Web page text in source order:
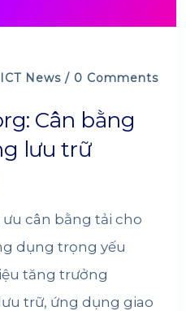
ICT News / 0 Comments
Cân bằng
lưu trữ
cân bằng tải cho
dụng trọng yếu
tăng trưởng
trữ, ứng dụng giao